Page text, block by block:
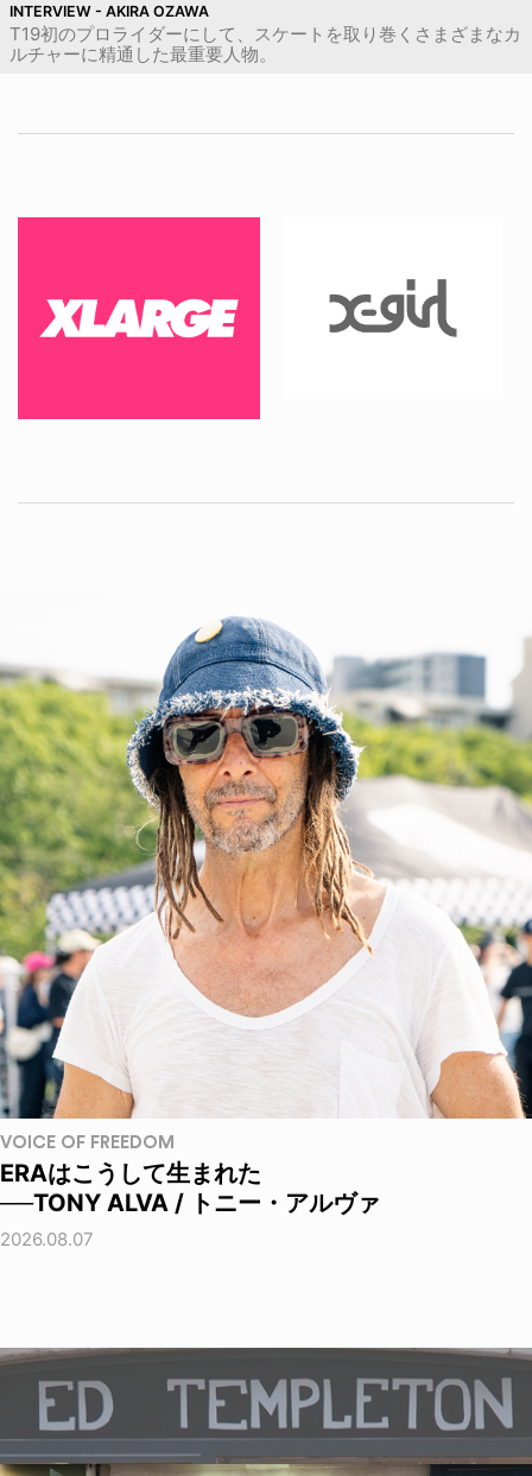
INTERVIEW - AKIRA OZAWA
T19初のプロライダーにして、スケートを取り巻くさまざまなカ
ルチャーに精通した最重要人物。
VOICE OF FREEDOM
ERAはこうして生まれた
──TONY ALVA / トニー・アルヴァ
2026.08.07